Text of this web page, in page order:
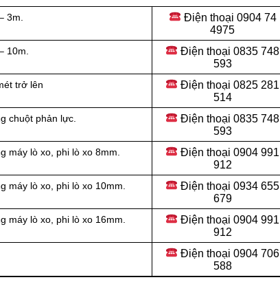
3m. Điện thoại 0904 74
4975
10m. Điện thoại 0835 748
593
trở lên Điện thoại 0825 281
514
chuột phản lực. Điện thoại 0835 748
593
máy lò xo, phi lò xo 8mm. Điện thoại 0904 991
912
máy lò xo, phi lò xo 10mm.
Điện thoại 0934 655
679
máy lò xo, phi lò xo 16mm.
Điện thoại 0904 991
912
Điện thoại 0904 706
588